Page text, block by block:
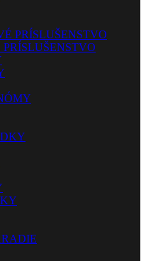
PRÍSLUŠENSTVO